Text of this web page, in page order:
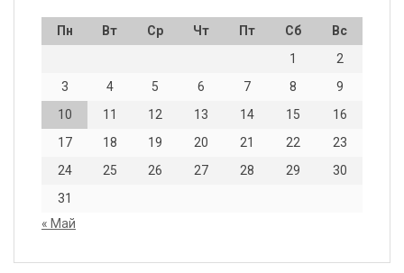
Пн Вт Ср Чт Пт Сб
Вс
1
2
3
4 5 6 7 8
9
10
11 12 13 14 15
16
17
18 19 20 21 22
23
24
25 26 27 28 29
30
31
« Май